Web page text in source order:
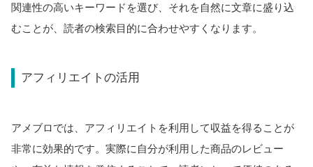
関連性の高いキーワードを選び、それを自然に文章に盛り込
むことが、読者の検索目的に合わせやすくなります。
アフィリエイトの活用
アメブロでは、アフィリエイトを利用して収益を得ることが
非常に効果的です。実際に自分が利用した商品のレビュー